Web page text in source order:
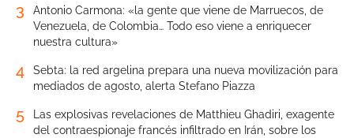
3
Antonio Carmona: «la gente que viene de Marruecos, de
Venezuela, de Colombia… Todo eso viene a enriquecer
nuestra cultura»
4
Sebta: la red argelina prepara una nueva movilización para
mediados de agosto, alerta Stefano Piazza
5
Las explosivas revelaciones de Matthieu Ghadiri, exagente
del contraespionaje francés infiltrado en Irán, sobre los